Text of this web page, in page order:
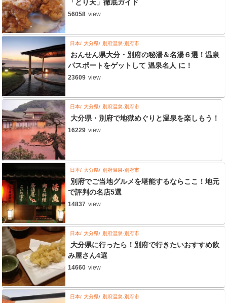
「とり天」徹底ガイド
56058 view
日本 大分県 別府温泉-別府市
おんせん県大分・別府の秘湯＆名湯６選！温泉
パスポートをゲットして 温泉名人 に！
23609 view
日本 大分県 別府温泉-別府市
大分県・別府で地獄めぐりと温泉を楽しもう！
16229 view
日本 大分県 別府温泉-別府市
別府でご当地グルメを堪能するならここ！地元
で評判の名店5選
14837 view
日本 大分県 別府温泉-別府市
大分県に行ったら！別府で行きたいおすすめ飲
み屋さん4選
14660 view
日本 大分県 別府温泉-別府市